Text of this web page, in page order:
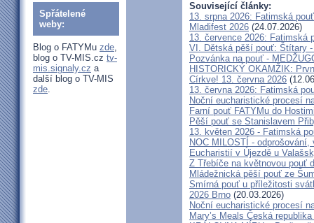
Spřátelené
weby:
Blog o FATYMu zde,
blog o TV-MIS.cz tv-
mis.signaly.cz a
další blog o TV-MIS
zde.
Související články:
13. srpna 2026: Fatimská
Mladifest 2026 (24.07.2026)
13. července 2026: Fatimská
VI. Dětská pěší pouť: Štítary
Pozvánka na pouť -
HISTORICKÝ OKAMŽIK:
Církve! 13. června 2026
13. června 2026: Fatimská
Noční eucharistické procesí
Farní pouť FATYMu do
Pěší pouť se Stanislavem
13. květen 2026 - Fatimská
NOC MILOSTÍ -
Eucharistií v Újezdě u
Z Třebíče na květnovou pouť
Mládežnická pěší pouť ze
Smírná pouť u příležitosti
2026 Brno (20.03.2026)
Noční eucharistické procesí
Mary’s Meals Česká